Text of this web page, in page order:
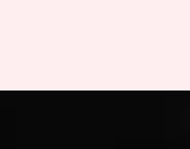
心をつか